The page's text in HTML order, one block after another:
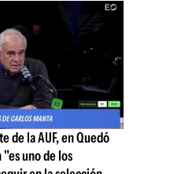
de la AUF, en Quedó
"es uno de los